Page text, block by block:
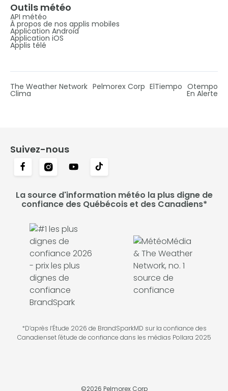
Outils météo
API météo
À propos de nos applis mobiles
Application Android
Application iOS
Applis télé
The Weather Network Pelmorex Corp ElTiempo Otempo
Clima En Alerte
Suivez-nous
La source d'information météo la plus digne de
confiance des Québécois et des Canadiens*
*D’après l’Étude 2026 de BrandSparkMD sur la confiance des
Canadienset l'étude de confiance dans les médias Pollara 2025
©2026 Pelmorex Corp